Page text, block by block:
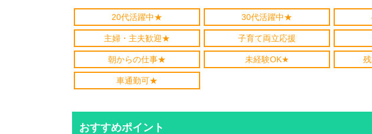
20代活躍中★ 30代活躍中★
主婦・主夫歓迎★ 子育て両立応援
朝からの仕事★ 未経験OK★
車通勤可★
おすすめポイント